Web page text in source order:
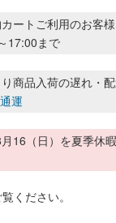
ートご利用のお客
17:00まで
商品入荷の遅れ・
運
16（日）を夏季休
ください。